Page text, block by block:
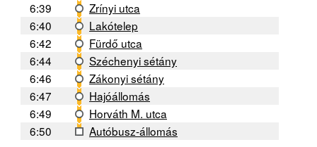
6:39
Zrínyi utca
6:40
Lakótelep
6:42
Fürdő utca
6:44
Széchenyi sétány
6:46
Zákonyi sétány
6:47
Hajóállomás
6:49
Horváth M. utca
6:50
Autóbusz-állomás